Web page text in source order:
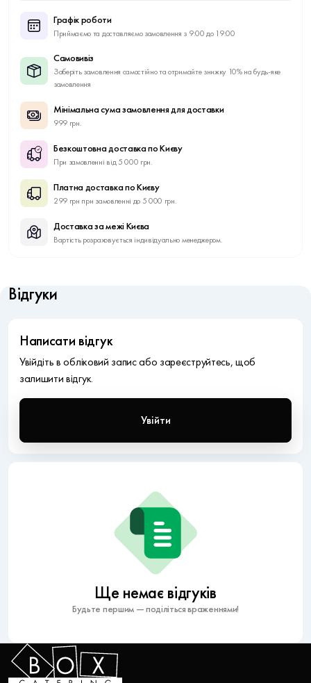
Графік роботи
Приймаємо та доставляємо замовлення з 9:00 до 19:00
Самовивіз
Заберіть замовлення самостійно та отримайте знижку 10% на будь-яке
замовлення
Мінімальна сума замовлення для доставки
999 грн.
Безкоштовна доставка по Києву
При замовленні від 5 000 грн.
Платна доставка по Києву
299 грн при замовленні до 5 000 грн.
Доставка за межі Києва
Вартість розраховується індивідуально менеджером.
Відгуки
Ще немає відгуків
Будьте першим — поділіться враженнями!
Написати відгук
Увійдіть в обліковий запис або зареєструйтесь, щоб
залишити відгук.
Увійти